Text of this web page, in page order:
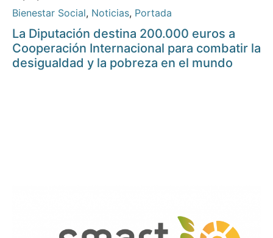
Bienestar Social, Noticias, Portada
La Diputación destina 200.000 euros a
Cooperación Internacional para combatir la
desigualdad y la pobreza en el mundo